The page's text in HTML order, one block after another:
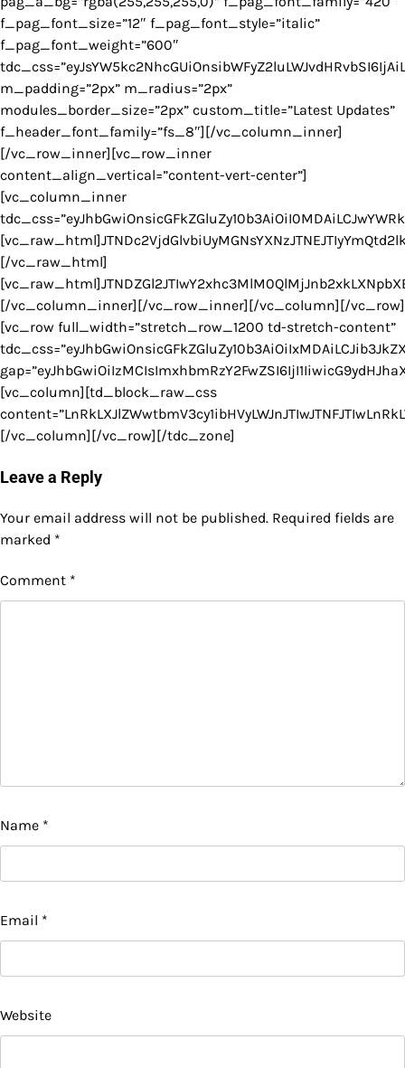
Leave a Reply
Your email address will not be published. Required fields are
marked *
Comment *
Name *
Email *
Website